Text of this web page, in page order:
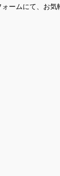
ォームにて、お気